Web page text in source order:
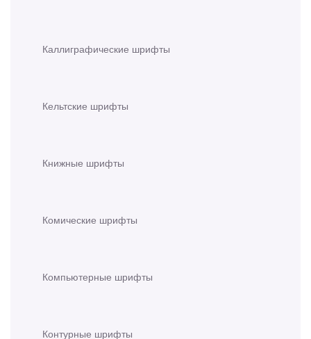
Каллиграфические шрифты
Кельтские шрифты
Книжные шрифты
Комические шрифты
Компьютерные шрифты
Контурные шрифты